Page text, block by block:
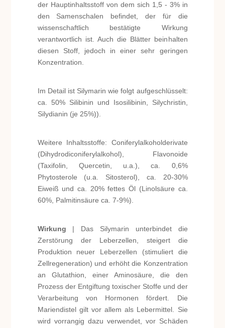
der Hauptinhaltsstoff von dem sich 1,5 - 3% in
den Samenschalen befindet, der für die
wissenschaftlich bestätigte Wirkung
verantwortlich ist. Auch die Blätter beinhalten
diesen Stoff, jedoch in einer sehr geringen
Konzentration.
Im Detail ist Silymarin wie folgt aufgeschlüsselt:
ca. 50% Silibinin und Isosilibinin, Silychristin,
Silydianin (je 25%)).
Weitere Inhaltsstoffe: Coniferylalkoholderivate
(Dihydrodiconiferylalkohol), Flavonoide
(Taxifolin, Quercetin, u.a.), ca. 0,6%
Phytosterole (u.a. Sitosterol), ca. 20-30%
Eiweiß und ca. 20% fettes Öl (Linolsäure ca.
60%, Palmitinsäure ca. 7-9%).
Wirkung | Das Silymarin unterbindet die
Zerstörung der Leberzellen, steigert die
Produktion neuer Leberzellen (stimuliert die
Zellregeneration) und erhöht die Konzentration
an Glutathion, einer Aminosäure, die den
Prozess der Entgiftung toxischer Stoffe und der
Verarbeitung von Hormonen fördert. Die
Mariendistel gilt vor allem als Lebermittel. Sie
wird vorrangig dazu verwendet, vor Schäden